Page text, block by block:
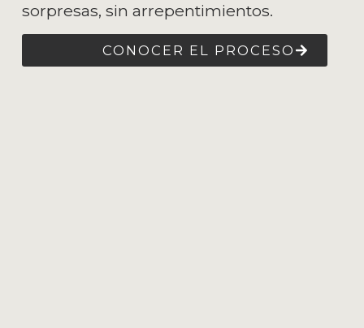
sorpresas, sin arrepentimientos.
CONOCER EL PROCESO